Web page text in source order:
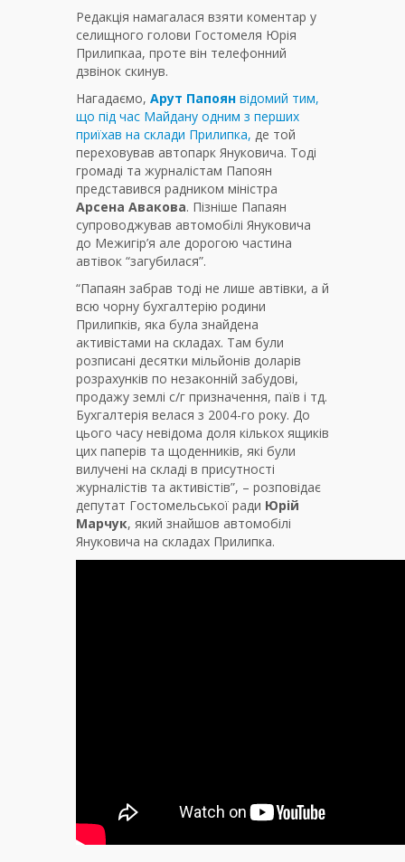
Редакція намагалася взяти коментар у
селищного голови Гостомеля Юрія
Прилипкаа, проте він телефонний
дзвінок скинув.
Нагадаємо, Арут Папоян відомий тим,
що під час Майдану одним з перших
приїхав на склади Прилипка, де той
переховував автопарк Януковича. Тоді
громаді та журналістам Папоян
представився радником міністра
Арсена Авакова. Пізніше Папаян
супроводжував автомобілі Януковича
до Межигір’я але дорогою частина
автівок “загубилася”.
“Папаян забрав тоді не лише автівки, а й
всю чорну бухгалтерію родини
Прилипків, яка була знайдена
активістами на складах. Там були
розписані десятки мільйонів доларів
розрахунків по незаконній забудові,
продажу землі с/г призначення, паїв і тд.
Бухгалтерія велася з 2004-го року. До
цього часу невідома доля кількох ящиків
цих паперів та щоденників, які були
вилучені на складі в присутності
журналістів та активістів”, – розповідає
депутат Гостомельської ради Юрій
Марчук, який знайшов автомобілі
Януковича на складах Прилипка.